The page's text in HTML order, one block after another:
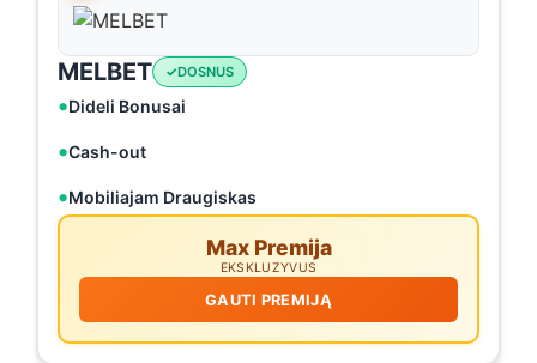
MELBET DOSNUS
Dideli Bonusai
Cash-out
Mobiliajam Draugiskas
Max Premija
EKSKLUZYVUS
GAUTI PREMIJĄ